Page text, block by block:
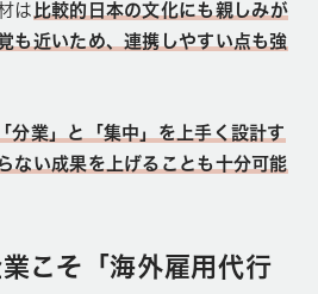
は 比較的日本の文化にも親しみが
も近いため、連携しやすい点も強
分業」と「集中」を上手く設計す
ない成果を上げることも十分可能
こそ「海外雇用代行